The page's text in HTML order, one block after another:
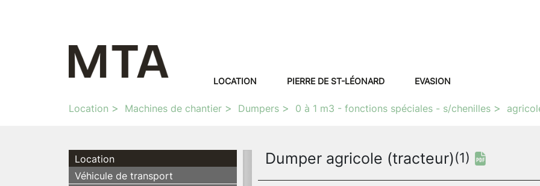
LOCATION PIERRE DE ST-LÉONARD EVASION
Location Machines de chantier Dumpers 0 à 1 m3 - fonctions spéciales - s/chenilles
Location
Véhicule de transport
Dumper agricole (tracteur)(1)